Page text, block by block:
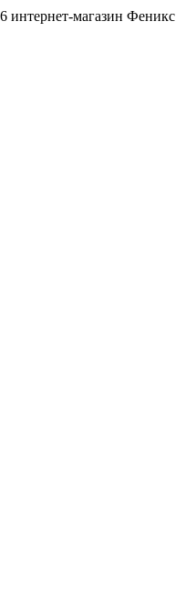
интернет-магазин Феникс